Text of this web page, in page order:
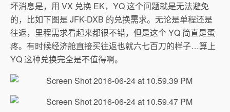
坏消息是，用 VX 兑换 EK，YQ 这个问题就是无法避免
的，比如下图是 JFK-DXB 的兑换需求。无论是单程还是
往返，里程需求看起来都很不错，但是这个 YQ 简直是蛋
疼。有时候经济舱直接买往返也就六七百刀的样子…算上
YQ 这种兑换完全是不值得啊。